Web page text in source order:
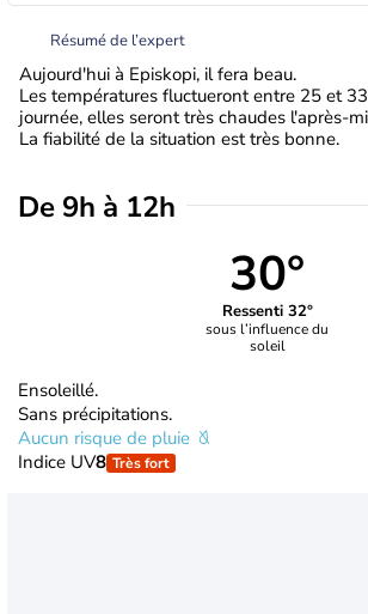
Résumé de l’expert
Aujourd'hui à Episkopi, il fera beau.
Les températures fluctueront entre 25 et
journée, elles seront très chaudes l'après-
La fiabilité de la situation est très bonne.
De 9h à 12h
30°
Ressenti 32°
sous l’influence du
soleil
Ensoleillé.
Sans précipitations.
Aucun risque de pluie
Indice UV8 Très fort